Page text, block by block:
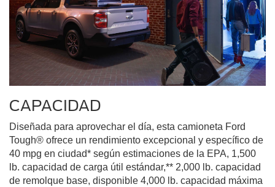
CAPACIDAD
Diseñada para aprovechar el día, esta camioneta Ford
Tough® ofrece un rendimiento excepcional y específico de
40 mpg en ciudad* según estimaciones de la EPA, 1,500
lb. capacidad de carga útil estándar,** 2,000 lb. capacidad
de remolque base, disponible 4,000 lb. capacidad máxima